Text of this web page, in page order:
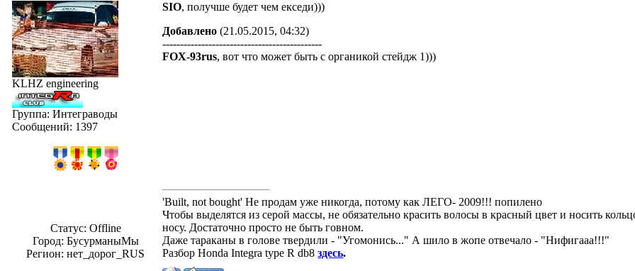
KLHZ engineering
Группа: Интеграводы
Сообщений: 1397
Статус: Offline
Город: БусурманыМы
Регион: нет_дорог_RUS
SIO, получше будет чем екседи)))
Добавлено (21.05.2015, 04:32)
---------------------------------------------
FOX-93rus, вот что может быть с органикой стейдж 1)))
'Built, not bought' Не продам уже никогда, потому как ЛЕГО- 2009!!! попилено
Чтобы выделятся из серой массы, не обязательно красить волосы в красный цвет и носить
носу. Достаточно просто не быть говном.
Даже тараканы в голове твердили - "Угомонись..." А шило в жопе отвечало - "Нифигааа!!!"
Разбор Honda Integra type R db8здесь.